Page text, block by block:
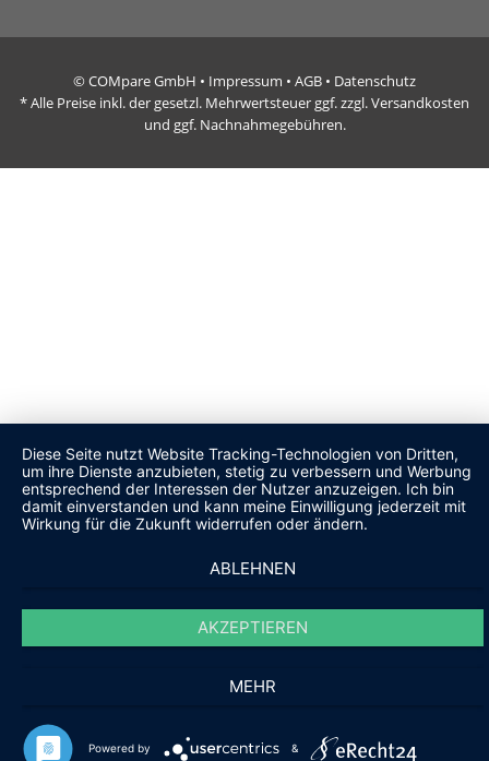
© COMpare GmbH • Impressum • AGB • Datenschutz
* Alle Preise inkl. der gesetzl. Mehrwertsteuer ggf. zzgl. Versandkosten
und ggf. Nachnahmegebühren.
Diese Seite nutzt Website Tracking-Technologien von Dritten,
um ihre Dienste anzubieten, stetig zu verbessern und Werbung
entsprechend der Interessen der Nutzer anzuzeigen. Ich bin
damit einverstanden und kann meine Einwilligung jederzeit mit
Wirkung für die Zukunft widerrufen oder ändern.
ABLEHNEN
AKZEPTIEREN
MEHR
Powered by &